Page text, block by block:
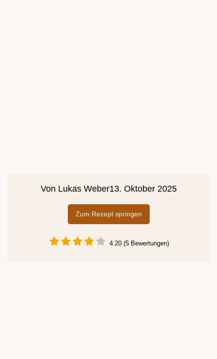
Von Lukas Weber13. Oktober 2025
Zum Rezept springen
4.20 (5 Bewertungen)